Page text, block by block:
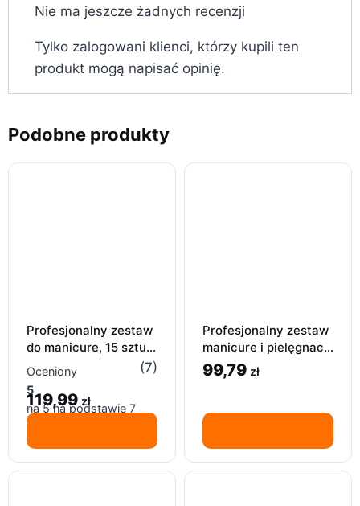
Nie ma jeszcze żadnych recenzji
Tylko zalogowani klienci, którzy kupili ten
produkt mogą napisać opinię.
Podobne produkty
Profesjonalny zestaw
do manicure, 15 sztuk
narzędzi, pielęgnacji
paznokci
Oceniony
5
na 5 na podstawie 7
(7)
119,99 zł
Profesjonalny zestaw
manicure i pielęgnacji
brwi zestaw podróżny
skórzany
99,79 zł